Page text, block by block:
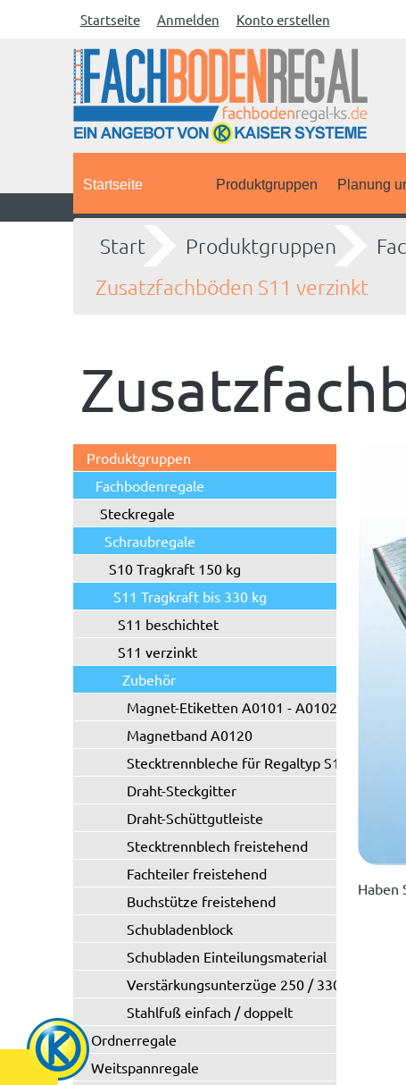
Startseite Anmelden Konto erstellen
Startseite Produktgruppen Planung
Start Produktgruppen
Zusatzfachböden S11 verzinkt
Produktgruppen
Fachbodenregale
Steckregale
Schraubregale
S10 Tragkraft 150 kg
S11 Tragkraft bis 330 kg
S11 beschichtet
S11 verzinkt
Zubehör
Magnet-Etiketten A0101 - A0102
Magnetband A0120
Stecktrennbleche für Regaltyp S11/S21
Draht-Steckgitter
Draht-Schüttgutleiste
Stecktrennblech freistehend
Fachteiler freistehend
Buchstütze freistehend
Schubladenblock
Schubladen Einteilungsmaterial
Verstärkungsunterzüge 250 / 330 kg
Stahlfuß einfach / doppelt
Ordnerregale
Weitspannregale
Haben